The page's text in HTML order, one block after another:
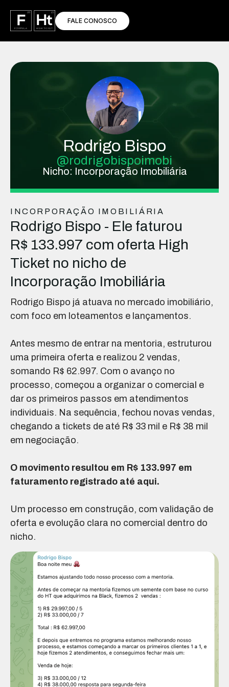
FALE CONOSCO
Rodrigo Bispo
@rodrigobispoimobi
Nicho: Incorporação Imobiliária
INCORPORAÇÃO IMOBILIÁRIA
Rodrigo Bispo - Ele faturou
R$ 133.997 com oferta High
Ticket no nicho de
Incorporação Imobiliária
Rodrigo Bispo já atuava no mercado imobiliário,
com foco em loteamentos e lançamentos.
Antes mesmo de entrar na mentoria, estruturou
uma primeira oferta e realizou 2 vendas,
somando R$ 62.997. Com o avanço no
processo, começou a organizar o comercial e
dar os primeiros passos em atendimentos
individuais. Na sequência, fechou novas vendas,
chegando a tickets de até R$ 33 mil e R$ 38 mil
em negociação.
O movimento resultou em R$ 133.997 em
faturamento registrado até aqui.
Um processo em construção, com validação de
oferta e evolução clara no comercial dentro do
nicho.